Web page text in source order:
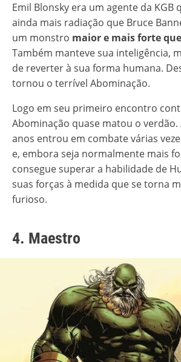
Emil Blonsky era um agente da KGB
ainda mais radiação que Bruce
um monstro maior e mais forte
Também manteve sua inteligência,
de reverter à sua forma humana.
tornou o terrível Abominação.
Logo em seu primeiro encontro
Abominação quase matou o verdão.
anos entrou em combate várias
e, embora seja normalmente mais
consegue superar a habilidade de
suas forças à medida que se torna
furioso.
4. Maestro